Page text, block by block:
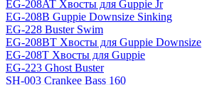
EG-208AT Хвосты для Guppie Jr
EG-208B Guppie Downsize Sinking
EG-228 Buster Swim
EG-208BT Хвосты для Guppie Downsize
EG-208T Хвосты для Guppie
EG-223 Ghost Buster
SH-003 Crankee Bass 160